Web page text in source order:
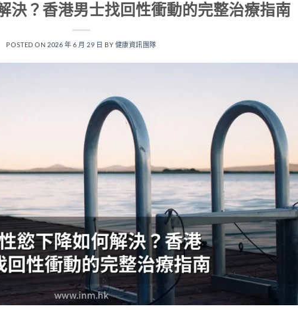
決？香港男士找回性衝動的完整治療指南
POSTED ON 2026 年 6 月 29 日 BY 健康資訊團隊